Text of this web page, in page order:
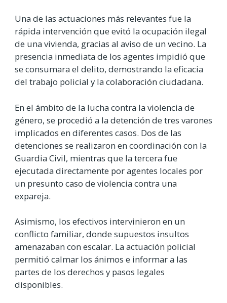
Una de las actuaciones más relevantes fue la
rápida intervención que evitó la ocupación ilegal
de una vivienda, gracias al aviso de un vecino. La
presencia inmediata de los agentes impidió que
se consumara el delito, demostrando la eficacia
del trabajo policial y la colaboración ciudadana.
En el ámbito de la lucha contra la violencia de
género, se procedió a la detención de tres varones
implicados en diferentes casos. Dos de las
detenciones se realizaron en coordinación con la
Guardia Civil, mientras que la tercera fue
ejecutada directamente por agentes locales por
un presunto caso de violencia contra una
expareja.
Asimismo, los efectivos intervinieron en un
conflicto familiar, donde supuestos insultos
amenazaban con escalar. La actuación policial
permitió calmar los ánimos e informar a las
partes de los derechos y pasos legales
disponibles.